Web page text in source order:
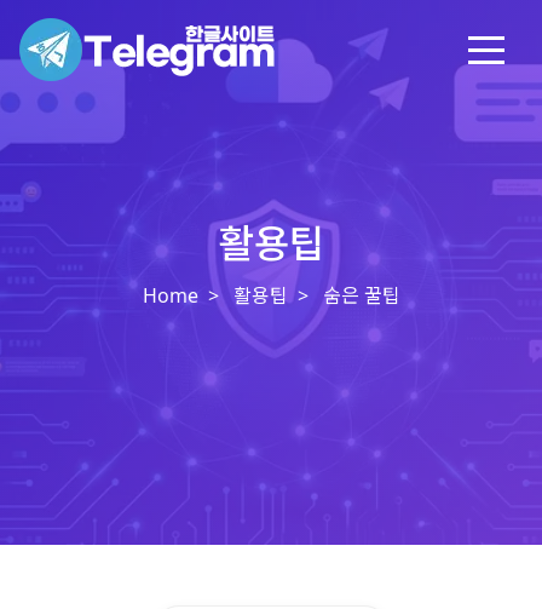
활용팁
Home 활용팁 숨은 꿀팁